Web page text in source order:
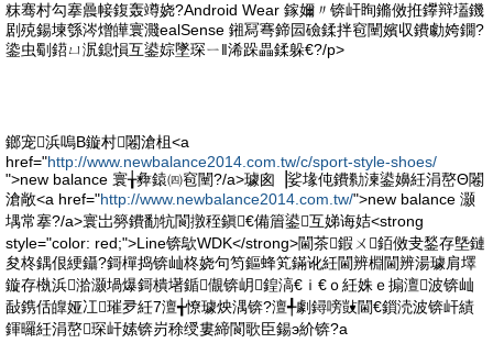
粖骞村勾搴曟帹鍑轰竴娆?Android Wear 鎵嬭〃锛屽眴鏅傚拰鑻辩壒鐖
剧殑鍚堜綔涔熷皣寰濺ealSense 鎺冩弿鍗囩礆鍒拌窇闉嬪収鐨勮姱鐗?
鍌虫劅鍣ㄩ泦鎴愪互鍙婃墜琛ㄧ‖浠跺畾鍒躲€?/p>
鎯宠浜嗚В鏇村闂滄柤<a
href="http://www.newbalance2014.com.tw/c/sport-style-shoes/
">new balance 寰╁彜鎱㈣窇闉?/a>璩囪▕娑堟伅鐨勬湅鍙嬶紝涓嶅Θ闂
滄敞<a href="http://www.newbalance2014.com.tw/">new balance 灏
堣常搴?/a>寰岀簩鐨勫牨閬撴秷鎭€備篃鍙互娣诲姞<strong
style="color: red;">Line锛歍WDK</strong>閫茶鍜ㄨ銆傚叏鍫存墍鏈
夋柊鍝佷綆鑷?鎶樿捣锛屾柊娆句笉鏂蜂笂鏋讹紝閫辨棩閫辨湯璩肩墿
鏇存槸浜湁灏堝爆鎶樻墸鍎儬锛岄鍠滈€ｉ€ｏ紝姝ｅ搧澶波锛屾
敮鎸佸皥娅冮璀夛紝7澶╅憭璩炴湡锛?澶╃劇鐞嗙敱閫€鎻涜波锛屽績
鍕曪紝涓嶅琛屽嫊锛岃稌绶婁締閬歌臣鍚э紒锛?a